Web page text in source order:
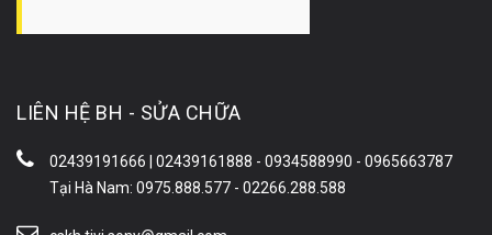
LIÊN HỆ BH - SỬA CHỮA
02439191666 | 02439161888 - 0934588990 - 0965663787
Tại Hà Nam: 0975.888.577 - 02266.288.588